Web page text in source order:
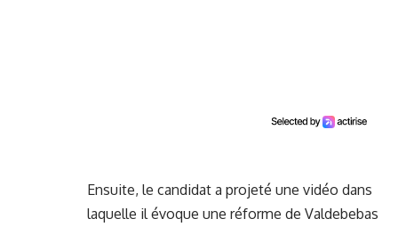
Ensuite, le candidat a projeté une vidéo dans
laquelle il évoque une réforme de Valdebebas